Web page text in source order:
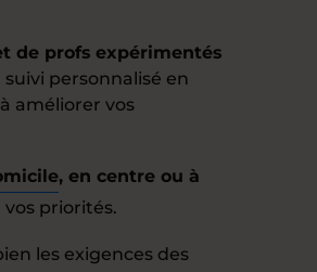
de profs expérimentés
personnalisé en
améliorer vos
, en centre ou à
priorités.
les exigences des